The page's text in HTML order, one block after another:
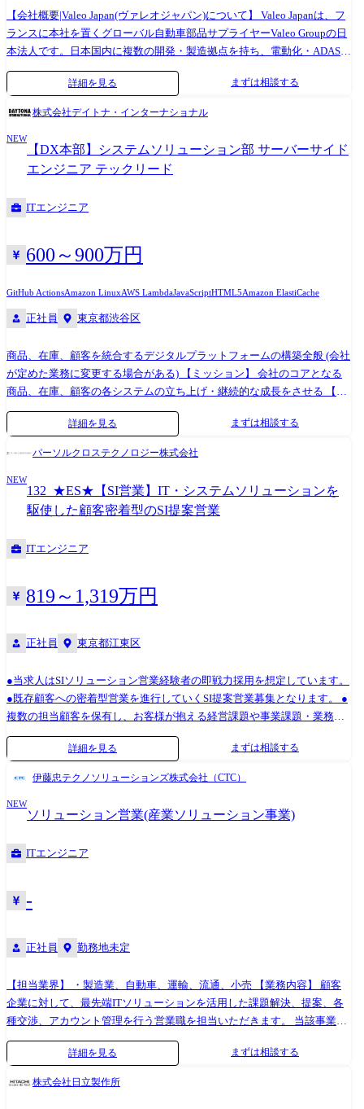
【会社概要|Valeo Japan(ヴァレオジャパン)について】 Valeo Japanは、フ
ランスに本社を置くグローバル自動車部品サプライヤーValeo Groupの日
本法人です。日本国内に複数の開発・製造拠点を持ち、電動化・ADAS・
ライティングなど、次世代モビリティを支える製品の設計・開発・製造
を行っています。 【部門と商材】 ●ヴァレオジャパンは4つのディビジョ
品とソリューションの設計、開発、製造 2)ブレイン・ディビジョンは、
ADAS の加速とインテリア・エクスペリエンスの 再創出のための製品と
ソリューションの設計、開発、製造 3)ライト・ディビジョンは、ライテ
造 4)ヴァレオサービス・ディビジョンは、1～3の商材全てのアフターサ
のポジションはどんな仕事?】 このポジションは、Key Account
Manager(営業)と二人三脚で新規受注を創りにいく Business Development
ン”になります。 BRAIN Divisionが担うのは、ADAS(先進運転支援システ
領域です。 その中で本ポジションは、 ・顧客の技術・ビジネス課題を深
く理解し ・社内(R&D/PM/Product)を巻き込み ・「この仕様・この価格・
この価値なら勝てる」提案を形にする いわば、Valeoの技術を“受注”とい
う結果に変換する役割を担います。 Technical Sales Engineerよりも事業
視点・受注責任が強く、Key Account Managerよりも技術・プロジェクト
ダクトラインにおける販売目標 ・新規案件の定義・OEM向け新規案件
(New Project)のターゲット設定・企画立案 ・Key Account Managerと連携
した受注戦略の策定・実行 ●受注獲得(Order Intake)への責任 ・担当リー
Project Approval)に向けた社内外調整 ・戦略的な「勝ち案件」の創出とリ
ネス状況を踏まえた提案ストーリー構築 ・単なる要求対応ではなく、
「なぜこの仕様・この構成が最適なのか」を顧客に示す ・顧客の考え方
TDP(Technology Development Plan)と顧客ロードマップの整合 ・Project
かつ経済合理性のある提案のリード ●プライス・仕様・競争力の最適化
・ターゲットプライスを前提とした仕様検討・提案主導 ・価格戦略につ
いてProduct Group Customer Directorとの連携 ・競合を意識した差別化ポ
トレーニング実施 ・OI予算、Mid Term Plan(MTP)策定プロセスへの参画
Overview | Valeo Japan】 Valeo Japan is the Japanese subsidiary of Valeo
Group, a global automotive parts supplier headquartered in France. The
company operates multiple development and manufacturing sites across
next-generation mobility, including electrification, ADAS (Advanced Driver
Valeo Japan is composed of four divisions: 1)Power Division : Designs,
develops, and manufactures products and solutions related to thermal
2)Brain Division : Designs, develops, and manufactures products and
reimagine interior experiences. 3)Light Division : Designs, develops, and
manufactures products and solutions for lighting everywhere. 4)Valeo Service
Division : Provides after-sales services for all products from Divisions 1-3.
This position is a Business Development Manager who works closely with the
opportunities. Rather than serving as a sales support or coordination role, this
詳細を見る まずは相談する
株式会社デイトナ・インターナショナル
NEW
【DX本部】システムソリューション部 サーバーサイド
エンジニア テックリード
ITエンジニア
600～900万円
GitHub ActionsAmazon LinuxAWS LambdaJavaScriptHTML5Amazon ElastiCache
正社員 東京都渋谷区
商品、在庫、顧客を統合するデジタルプラットフォームの構築全般 (会社
が定めた業務に変更する場合がある) 【ミッション】 会社のコアとなる
商品、在庫、顧客の各システムの立ち上げ・継続的な成長をさせる 【主
要業務】 ・自社EC並びにデジタルプラットフォーム、周辺システムの企
画/設計/開発/保守運用業務 ・生成AIを活用した会社全体の生産性の向上
・インフラ設計/保守運用 ・新技術の積極的な検証 ・情報セキュリティ
テム開発 【開発手法】 ・生成AIを積極的に活用した開発 ・クリーンア
ーキテクチャを意識した設計開発 ・テスト駆動開発 ・ペアプロ、モブプ
ロによる開発 ・コードレビューによる品質担保 ・CI/CDを利用した開発
HTML5、JavaScript、TypeScript、CSSなど ■OS Amazon Linux ■ミドルウ
ALB、ECS、Fargate、API Gateway、Lambda、RDS、ElastiCache、
DynamoDB IaC: AWS CDK ■開発支援ツール ・コード管理: GitHub ・IDE:
ChatGPT Team Plan、Claude Code、Devin、OpenAI API、AWS Bedrock、
GitHub issues、Backlog ・コミュニケーション: Slack ・ドキュメント管
理: OpenAPI、SchemaSpy ・オブザーバビリティ: New Relic、Sentry 【そ
の他開発環境】 ・ハイエンドモデルのノートPCを支給(Mac/Windows) ・
料プラン利用可能 ・メンター制度
詳細を見る まずは相談する
パーソルクロステクノロジー株式会社
NEW
132_★ES★【SI営業】IT・システムソリューションを
駆使した顧客密着型のSI提案営業
ITエンジニア
819～1,319万円
正社員 東京都江東区
●当求人はSIソリューション営業経験者の即戦力採用を想定しています。
●既存顧客への密着型営業を進行していくSI提案営業募集となります。 ●
複数の担当顧客を保有し、お客様が抱える経営課題や事業課題・業務課
題を把握し、自社のITコンサルティングやシステムソリューション、プ
ロダクトソリューションを駆使したSI提案を導出します。 ●業務範囲と
た、プロジェクト化したものに対しクリティカルサクセスファクター(主
要成功要因)は何かを整理し、その後技術(エンジニア)と連携し契約に繋
げていくため、一気通貫して対応することができます。 ●アカウントプ
ランを策定して、顧客シェアの向上に努め、深堀をする提案営業を実践
す。 ●カウンターとなるシステム部門はパーソルグループ以外の多様な
業種顧客(外販)と向き合うSI・コンサルデリバリ部隊です。 ●特定ソリュ
することも可能です。 ※担当職種の変更の範囲: 会社の定める職種(出向
詳細を見る まずは相談する
伊藤忠テクノソリューションズ株式会社（CTC）
NEW
ソリューション営業(産業ソリューション事業)
ITエンジニア
-
正社員 勤務地未定
【担当業界】 ・製造業、自動車、運輸、流通、小売 【業務内容】 顧客
企業に対して、最先端ITソリューションを活用した課題解決、提案、各
種交渉、アカウント管理を行う営業職を担当いただきます。 当該事業に
おける顧客・業界の中から1社ないし数社をご担当いただき、国内外の最
新技術に精通した社内のエンジニアをはじめ各分野における世界トップ
クラスのパートナー企業と協業し、顧客企業の課題抽出、提案、システ
詳細を見る まずは相談する
株式会社日立製作所